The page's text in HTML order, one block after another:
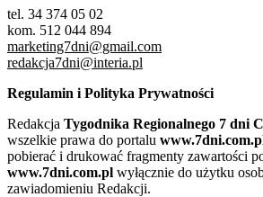
tel. 34 374 05 02
kom. 512 044 894
marketing7dni@gmail.com
redakcja7dni@interia.pl
Regulamin i Polityka Prywatności
Redakcja Tygodnika Regionalnego 7 dni
wszelkie prawa do portalu
pobierać i drukować fragmenty zawartości
www.7dni.com.pl wyłącznie do użytku
zawiadomieniu Redakcji.